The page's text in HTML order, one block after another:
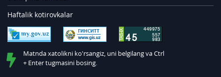
Haftalik kotirovkalar
Matnda xatolikni ko'rsangiz, uni belgilang va Ctrl
+ Enter tugmasini bosing.